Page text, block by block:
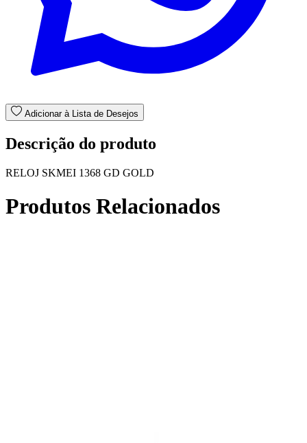
Adicionar à Lista de Desejos
Descrição do produto
RELOJ SKMEI 1368 GD GOLD
Produtos Relacionados